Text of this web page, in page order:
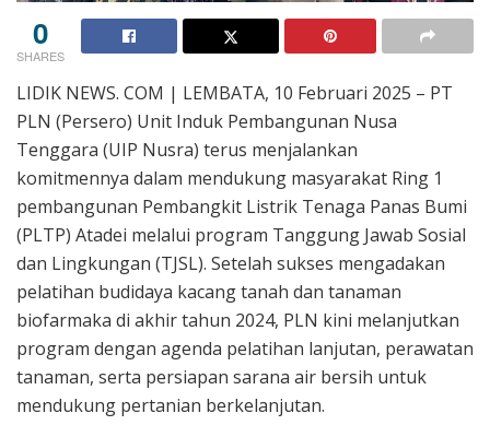
0
SHARES
LIDIK NEWS. COM | LEMBATA, 10 Februari 2025 – PT
PLN (Persero) Unit Induk Pembangunan Nusa
Tenggara (UIP Nusra) terus menjalankan
komitmennya dalam mendukung masyarakat Ring 1
pembangunan Pembangkit Listrik Tenaga Panas Bumi
(PLTP) Atadei melalui program Tanggung Jawab Sosial
dan Lingkungan (TJSL). Setelah sukses mengadakan
pelatihan budidaya kacang tanah dan tanaman
biofarmaka di akhir tahun 2024, PLN kini melanjutkan
program dengan agenda pelatihan lanjutan, perawatan
tanaman, serta persiapan sarana air bersih untuk
mendukung pertanian berkelanjutan.